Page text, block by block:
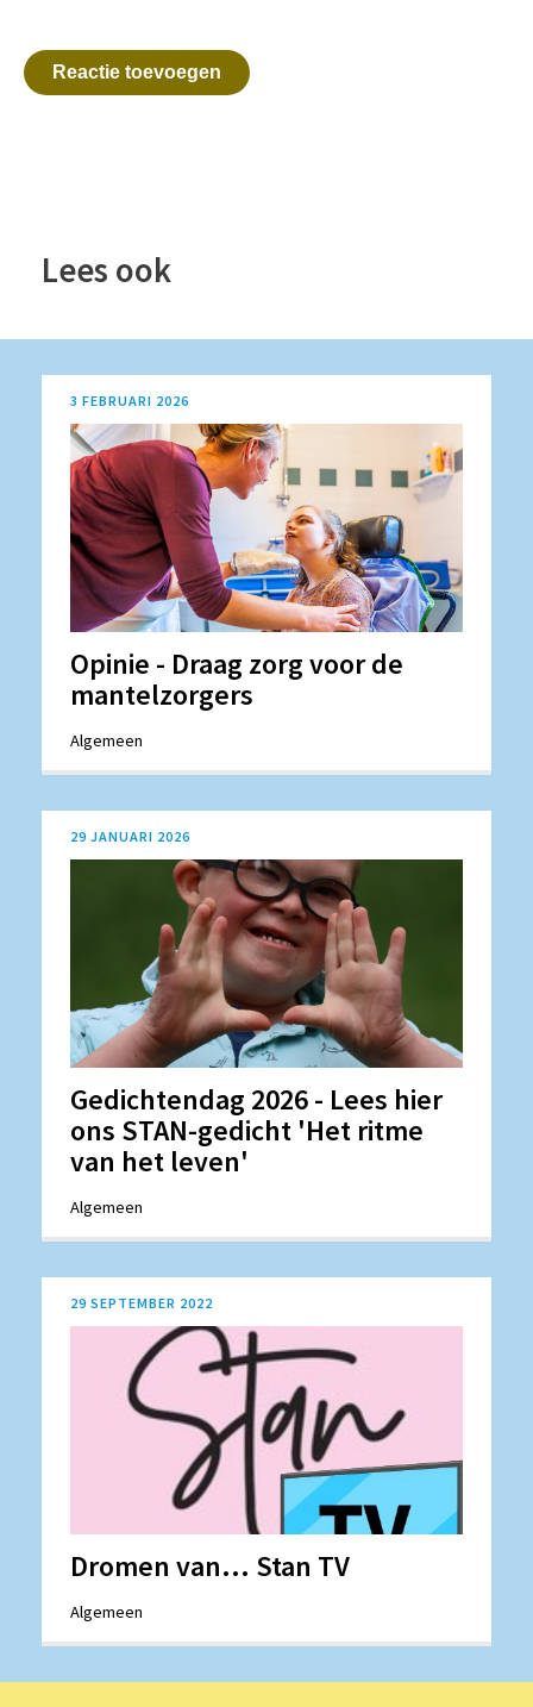
Reactie toevoegen
Lees ook
3 FEBRUARI 2026
Opinie - Draag zorg voor de
mantelzorgers
Algemeen
29 JANUARI 2026
Gedichtendag 2026 - Lees hier
ons STAN-gedicht 'Het ritme
van het leven'
Algemeen
29 SEPTEMBER 2022
Dromen van... Stan TV
Algemeen